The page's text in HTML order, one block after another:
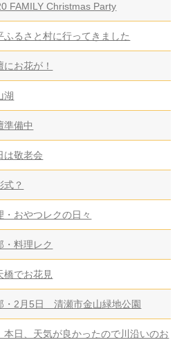
FAMILY Christmas Party
ふるさと村に行ってきました
にお花が！
湖
準備中
は敬老会
式？
・おやつレクの日々
・料理レク
橋でお花見
・2月5日 清瀬市金山緑地公園
日、天気が良かったので川沿いのお